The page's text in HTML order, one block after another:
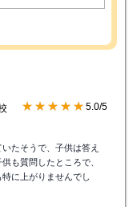
★★★★★ 5.0/5
たそうで、子供は答え
も質問したところで、
に上がりませんでし